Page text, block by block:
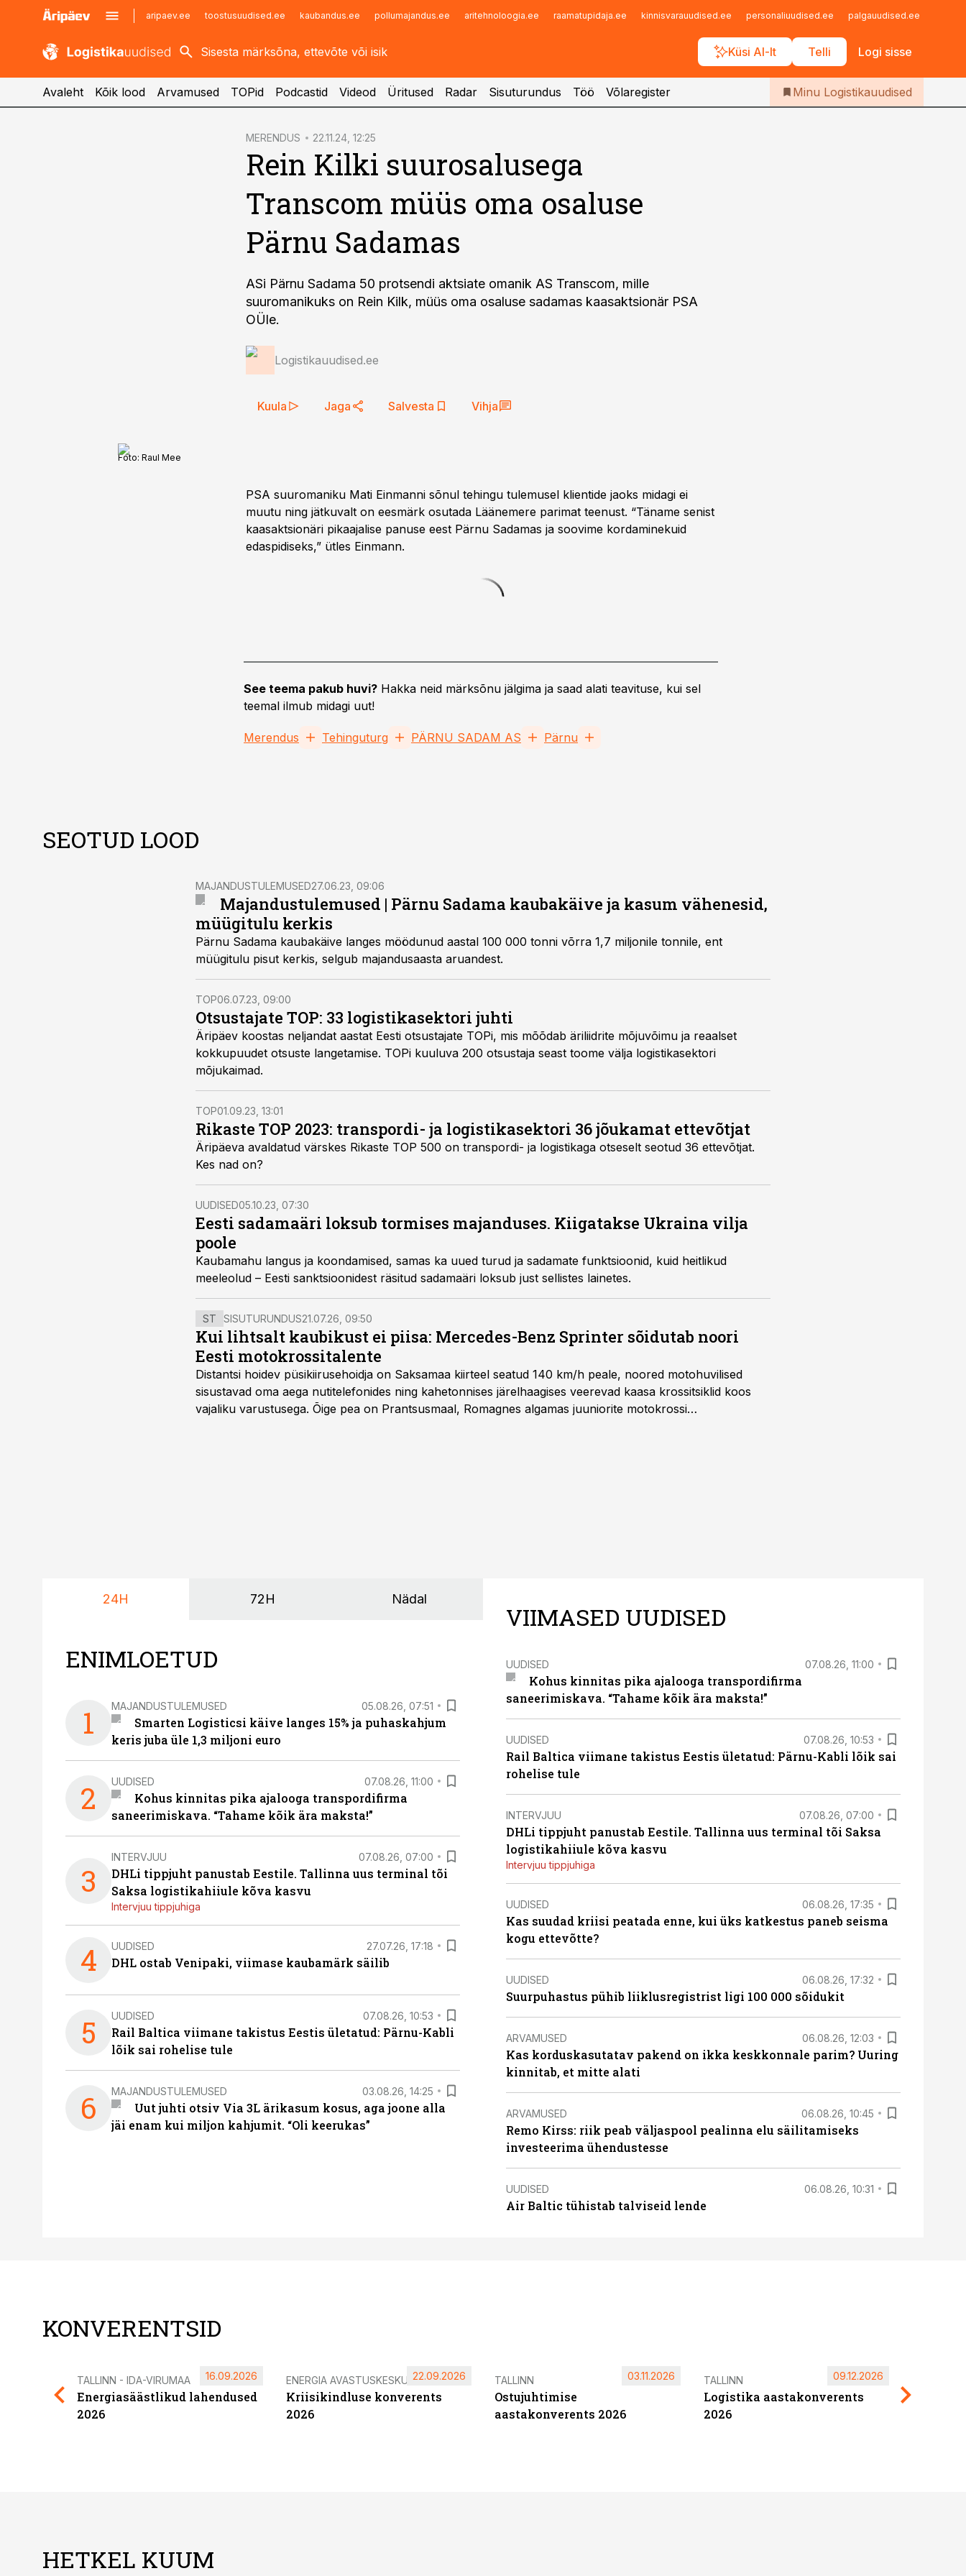
aripaev.ee toostusuudised.ee kaubandus.ee pollumajandus.ee aritehnoloogia.ee raamatupidaja.ee kinnisvarauudised.ee personaliuudised.ee palgauudised.ee
Küsi AI-lt Telli Logi sisse
kaubandus.ee
kinnisvarauudised.ee
imelineajalugu.ee
Infopank
Iseteenindus
Telli Logistikauudised
Avaleht Kõik lood Arvamused TOPid Podcastid Videod Üritused Radar Sisuturundus Töö Võlaregister Minu Logistikauudised
MERENDUS 22.11.24, 12:25
Rein Kilki suurosalusega
Transcom müüs oma osaluse
Pärnu Sadamas
ASi Pärnu Sadama 50 protsendi aktsiate omanik AS Transcom, mille
suuromanikuks on Rein Kilk, müüs oma osaluse sadamas kaasaktsionär PSA
OÜle.
Logistikauudised.ee
Kuula Jaga Salvesta Vihja
Foto: Raul Mee
PSA suuromaniku Mati Einmanni sõnul tehingu tulemusel klientide jaoks midagi ei
muutu ning jätkuvalt on eesmärk osutada Läänemere parimat teenust. “Täname senist
kaasaktsionäri pikaajalise panuse eest Pärnu Sadamas ja soovime kordaminekuid
edaspidiseks,” ütles Einmann.
See teema pakub huvi? Hakka neid märksõnu jälgima ja saad alati teavituse, kui sel
teemal ilmub midagi uut!
Merendus Tehinguturg PÄRNU SADAM AS Pärnu
SEOTUD LOOD
MAJANDUSTULEMUSED27.06.23, 09:06
Majandustulemused | Pärnu Sadama kaubakäive ja kasum vähenesid,
müügitulu kerkis
Pärnu Sadama kaubakäive langes möödunud aastal 100 000 tonni võrra 1,7 miljonile tonnile, ent
müügitulu pisut kerkis, selgub majandusaasta aruandest.
TOP06.07.23, 09:00
Otsustajate TOP: 33 logistikasektori juhti
Äripäev koostas neljandat aastat Eesti otsustajate TOPi, mis mõõdab äriliidrite mõjuvõimu ja reaalset
kokkupuudet otsuste langetamise. TOPi kuuluva 200 otsustaja seast toome välja logistikasektori
mõjukaimad.
TOP01.09.23, 13:01
Rikaste TOP 2023: transpordi- ja logistikasektori 36 jõukamat ettevõtjat
Äripäeva avaldatud värskes Rikaste TOP 500 on transpordi- ja logistikaga otseselt seotud 36 ettevõtjat.
Kes nad on?
UUDISED05.10.23, 07:30
Eesti sadamaäri loksub tormises majanduses. Kiigatakse Ukraina vilja
poole
Kaubamahu langus ja koondamised, samas ka uued turud ja sadamate funktsioonid, kuid heitlikud
meeleolud – Eesti sanktsioonidest räsitud sadamaäri loksub just sellistes lainetes.
ST SISUTURUNDUS21.07.26, 09:50
Kui lihtsalt kaubikust ei piisa: Mercedes-Benz Sprinter sõidutab noori
Eesti motokrossitalente
Distantsi hoidev püsikiirusehoidja on Saksamaa kiirteel seatud 140 km/h peale, noored motohuvilised
sisustavad oma aega nutitelefonides ning kahetonnises järelhaagises veerevad kaasa krossitsiklid koos
vajaliku varustusega. Õige pea on Prantsusmaal, Romagnes algamas juuniorite motokrossi
24H 72H Nädal
ENIMLOETUD
1 MAJANDUSTULEMUSED 05.08.26, 07:51
Smarten Logisticsi käive langes 15% ja puhaskahjum
keris juba üle 1,3 miljoni euro
2 UUDISED 07.08.26, 11:00
Kohus kinnitas pika ajalooga transpordifirma
saneerimiskava. “Tahame kõik ära maksta!”
3
INTERVJUU 07.08.26, 07:00
DHLi tippjuht panustab Eestile. Tallinna uus terminal tõi
Saksa logistikahiiule kõva kasvu
Intervjuu tippjuhiga
4 UUDISED 27.07.26, 17:18
DHL ostab Venipaki, viimase kaubamärk säilib
5 UUDISED 07.08.26, 10:53
Rail Baltica viimane takistus Eestis ületatud: Pärnu-Kabli
lõik sai rohelise tule
6 MAJANDUSTULEMUSED 03.08.26, 14:25
Uut juhti otsiv Via 3L ärikasum kosus, aga joone alla
jäi enam kui miljon kahjumit. “Oli keerukas”
VIIMASED UUDISED
UUDISED 07.08.26, 11:00
Kohus kinnitas pika ajalooga transpordifirma
saneerimiskava. “Tahame kõik ära maksta!”
UUDISED 07.08.26, 10:53
Rail Baltica viimane takistus Eestis ületatud: Pärnu-Kabli lõik sai
rohelise tule
INTERVJUU 07.08.26, 07:00
DHLi tippjuht panustab Eestile. Tallinna uus terminal tõi Saksa
logistikahiiule kõva kasvu
Intervjuu tippjuhiga
UUDISED 06.08.26, 17:35
Kas suudad kriisi peatada enne, kui üks katkestus paneb seisma
kogu ettevõtte?
UUDISED 06.08.26, 17:32
Suurpuhastus pühib liiklusregistrist ligi 100 000 sõidukit
ARVAMUSED 06.08.26, 12:03
Kas korduskasutatav pakend on ikka keskkonnale parim? Uuring
kinnitab, et mitte alati
ARVAMUSED 06.08.26, 10:45
Remo Kirss: riik peab väljaspool pealinna elu säilitamiseks
investeerima ühendustesse
UUDISED 06.08.26, 10:31
Air Baltic tühistab talviseid lende
KONVERENTSID
TALLINN - IDA-VIRUMAA
Energiasäästlikud lahendused
2026
16.09.2026 ENERGIA AVASTUSKESKUS
Kriisikindluse konverents
2026
22.09.2026 TALLINN
Ostujuhtimise
aastakonverents 2026
03.11.2026 TALLINN
Logistika aastakonverents
2026
09.12.2026
HETKEL KUUM